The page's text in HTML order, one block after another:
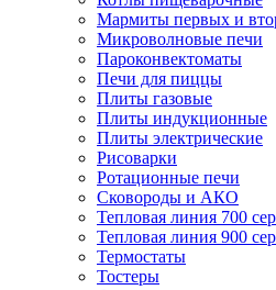
Мармиты первых и
Микроволновые печи
Пароконвектоматы
Печи для пиццы
Плиты газовые
Плиты индукционные
Плиты электрические
Рисоварки
Ротационные печи
Сковороды и АКО
Тепловая линия 700
Тепловая линия 900
Термостаты
Тостеры